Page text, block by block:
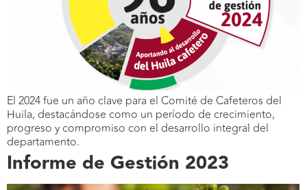
El 2024 fue un año clave para el Comité de Cafeteros del
Huila, destacándose como un período de crecimiento,
progreso y compromiso con el desarrollo integral del
departamento.
Informe de Gestión 2023